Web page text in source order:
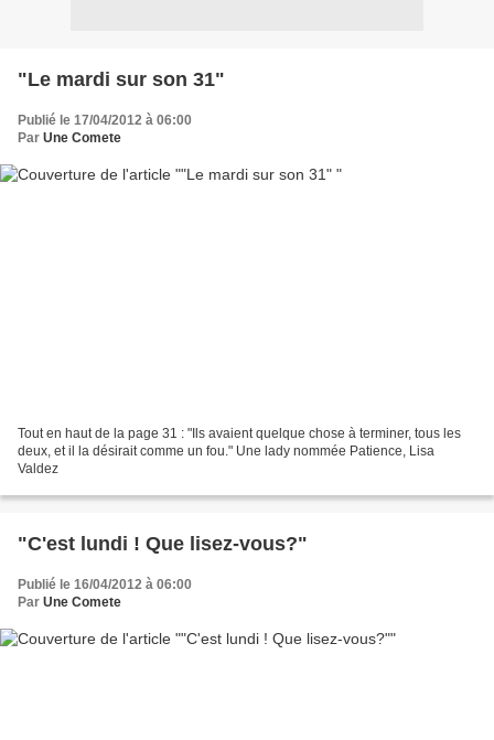
"Le mardi sur son 31"
Publié le 17/04/2012 à 06:00
Par Une Comete
Tout en haut de la page 31 : "Ils avaient quelque chose à terminer, tous les
deux, et il la désirait comme un fou." Une lady nommée Patience, Lisa
Valdez
"C'est lundi ! Que lisez-vous?"
Publié le 16/04/2012 à 06:00
Par Une Comete